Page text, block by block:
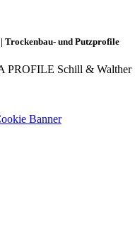
und Putzprofile
PROFILE Schill & Walther
Banner